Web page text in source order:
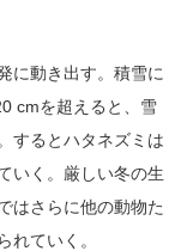
に動き出す。積雪に
cmを超えると、雪
するとハタネズミは
いく。厳しい冬の生
はさらに他の動物た
れていく。